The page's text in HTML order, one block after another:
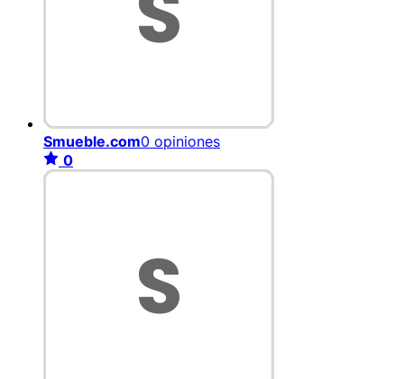
Smueble.com0 opiniones
0